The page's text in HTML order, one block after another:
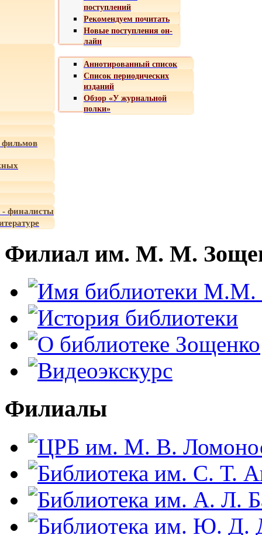
поступлений
Рекомендуем почитать
Новые поступления он-
лайн
Аннотированный список
Список периодических
изданий
Обзор «У журнальной
полки»
- финалисты
Филиал им. М. М.
Филиалы